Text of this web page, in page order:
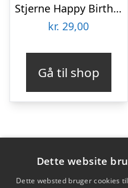
Stjerne Happy Birthday Folieballon Guld
kr. 29,00
Gå til shop
Varekategorier
Produkter
Dette website
Dette websted bruger cookies